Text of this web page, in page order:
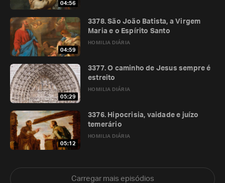
04:56
04:59
HOMILIA DIÁRIA
3378. São João Batista, a Virgem
Maria e o Espírito Santo
05:29
HOMILIA DIÁRIA
3377. O caminho de Jesus sempre é
estreito
05:12
HOMILIA DIÁRIA
3376. Hipocrisia, vaidade e juízo
temerário
Carregar mais episódios